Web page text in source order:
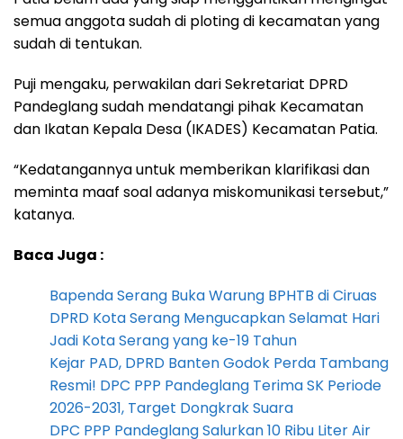
semua anggota sudah di ploting di kecamatan yang
sudah di tentukan.
Puji mengaku, perwakilan dari Sekretariat DPRD
Pandeglang sudah mendatangi pihak Kecamatan
dan Ikatan Kepala Desa (IKADES) Kecamatan Patia.
“Kedatangannya untuk memberikan klarifikasi dan
meminta maaf soal adanya miskomunikasi tersebut,”
katanya.
Baca Juga :
Bapenda Serang Buka Warung BPHTB di Ciruas
DPRD Kota Serang Mengucapkan Selamat Hari
Jadi Kota Serang yang ke-19 Tahun
Kejar PAD, DPRD Banten Godok Perda Tambang
Resmi! DPC PPP Pandeglang Terima SK Periode
2026-2031, Target Dongkrak Suara
DPC PPP Pandeglang Salurkan 10 Ribu Liter Air